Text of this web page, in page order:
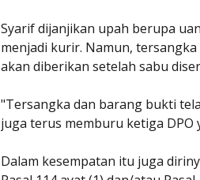
Syarif dijanjikan upah berupa
menjadi kurir. Namun,
akan diberikan setelah sabu
"Tersangka dan barang bukti
juga terus memburu ketiga
Dalam kesempatan itu juga